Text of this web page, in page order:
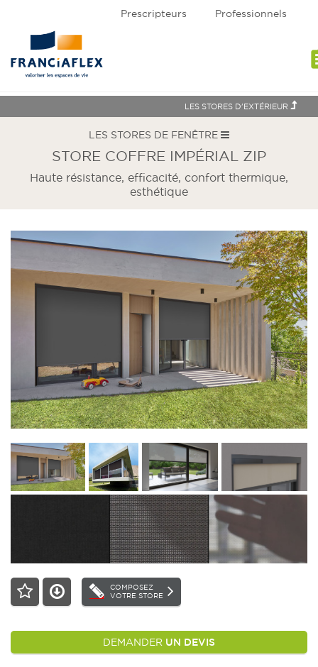
Prescripteurs Professionnels
LES STORES D'EXTÉRIEUR
LES STORES DE FENÊTRE
STORE COFFRE IMPÉRIAL ZIP
Haute résistance, efficacité, confort thermique,
esthétique
COMPOSEZ
VOTRE STORE
DEMANDER UN DEVIS